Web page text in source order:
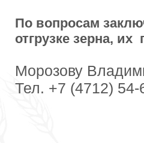
По вопросам
отгрузке зерна,
Морозову
Тел. +7 (4712)